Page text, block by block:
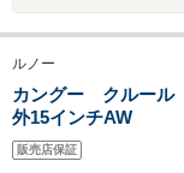
ルノー
カングー クルー
外15インチAW
販売店保証